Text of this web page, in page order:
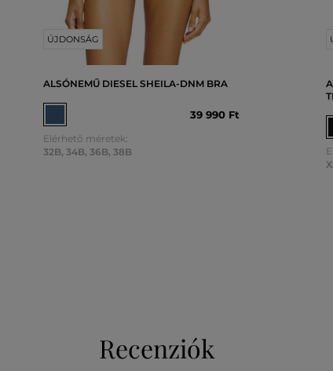
ÚJDONSÁG
ALSÓNEMŰ DIESEL SHEILA-DNM BRA
39 990 Ft
Elérhető méretek:
32B, 34B, 36B, 38B
Recenziók